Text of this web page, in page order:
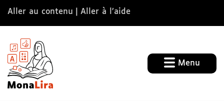
Aller au contenu Aller à l’aide
Menu